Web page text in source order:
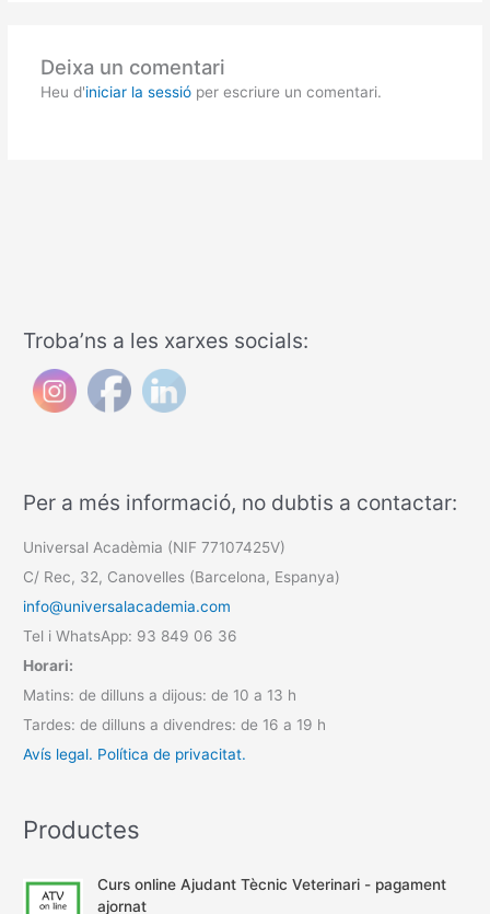
Deixa un comentari
Heu d'iniciar la sessióper escriure un comentari.
Troba’ns a les xarxes socials:
Per a més informació, no dubtis a contactar:
Universal Acadèmia (NIF 77107425V)
C/ Rec, 32, Canovelles (Barcelona, Espanya)
info@universalacademia.com
Tel i WhatsApp: 93 849 06 36
Horari:
Matins: de dilluns a dijous: de 10 a 13 h
Tardes: de dilluns a divendres: de 16 a 19 h
Avís legal. Política de privacitat.
Productes
Curs online Ajudant Tècnic Veterinari - pagament
ajornat